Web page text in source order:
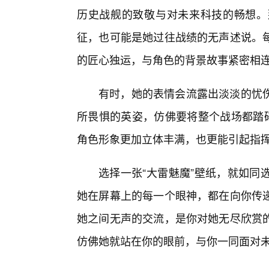
历史战舰的致敬与对未来科技的畅想
征，也可能是她过往战绩的无声述说
的匠心独运，与角色的背景故事紧密相
有时，她的表情会流露出淡淡的
所畏惧的英姿，仿佛要将整个战场都
角色形象更加立体丰满，也更能引起指
选择一张“大雷魅魔”壁纸，就如
她在屏幕上的每一个眼神，都在向你
她之间无声的交流，是你对她无尽欣
仿佛她就站在你的眼前，与你一同面对